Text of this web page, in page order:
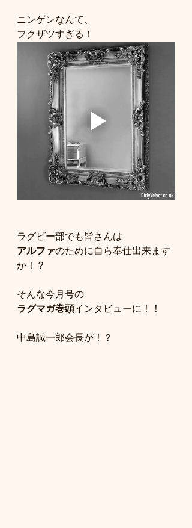
ニンゲンなんて、
フクザツすぎる！
ラグビー部でも皆さんは
アルファのために自ら奉仕出来ます
か！？
そんな今月号の
ラグマガ巻頭インタビューに！！
中島誠一郎会長が！？